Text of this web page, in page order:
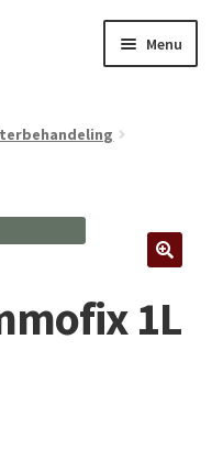
Menu
1L